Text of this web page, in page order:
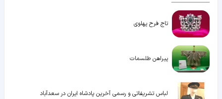
تاج فرح پهلوی
پیراهن طلسمات
لباس تشریفاتی و رسمی آخرین پادشاه ایران در سعدآباد